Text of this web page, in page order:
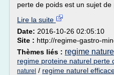
perte de poids est un sujet de
Lire la suite
Date: 2016-10-26 02:05:10
Site : http://regime-gastro-
Thèmes liés : regime
regime proteine naturel perte
naturel / regime naturel